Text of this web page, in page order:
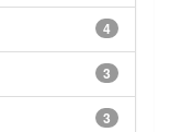
4
3
3